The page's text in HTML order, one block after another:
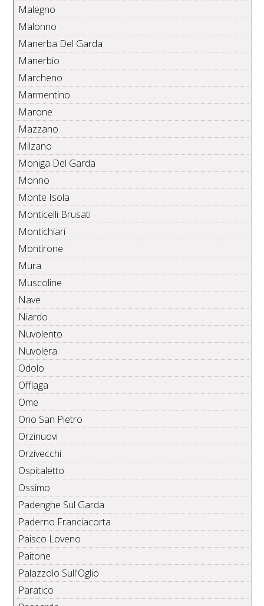
Malegno
Malonno
Manerba Del Garda
Manerbio
Marcheno
Marmentino
Marone
Mazzano
Milzano
Moniga Del Garda
Monno
Monte Isola
Monticelli Brusati
Montichiari
Montirone
Mura
Muscoline
Nave
Niardo
Nuvolento
Nuvolera
Odolo
Offlaga
Ome
Ono San Pietro
Orzinuovi
Orzivecchi
Ospitaletto
Ossimo
Padenghe Sul Garda
Paderno Franciacorta
Paisco Loveno
Paitone
Palazzolo Sull'Oglio
Paratico